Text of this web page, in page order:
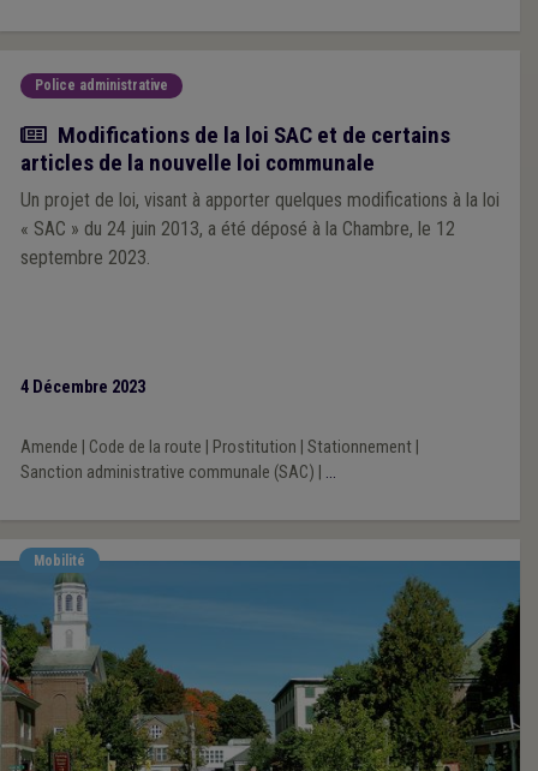
Police administrative
Actualité
Modifications de la loi SAC et de certains
articles de la nouvelle loi communale
Un projet de loi, visant à apporter quelques modifications à la loi
« SAC » du 24 juin 2013, a été déposé à la Chambre, le 12
septembre 2023.
4 Décembre 2023
Amende Code de la route Prostitution Stationnement|
Sanction administrative communale (SAC)
...
Mobilité